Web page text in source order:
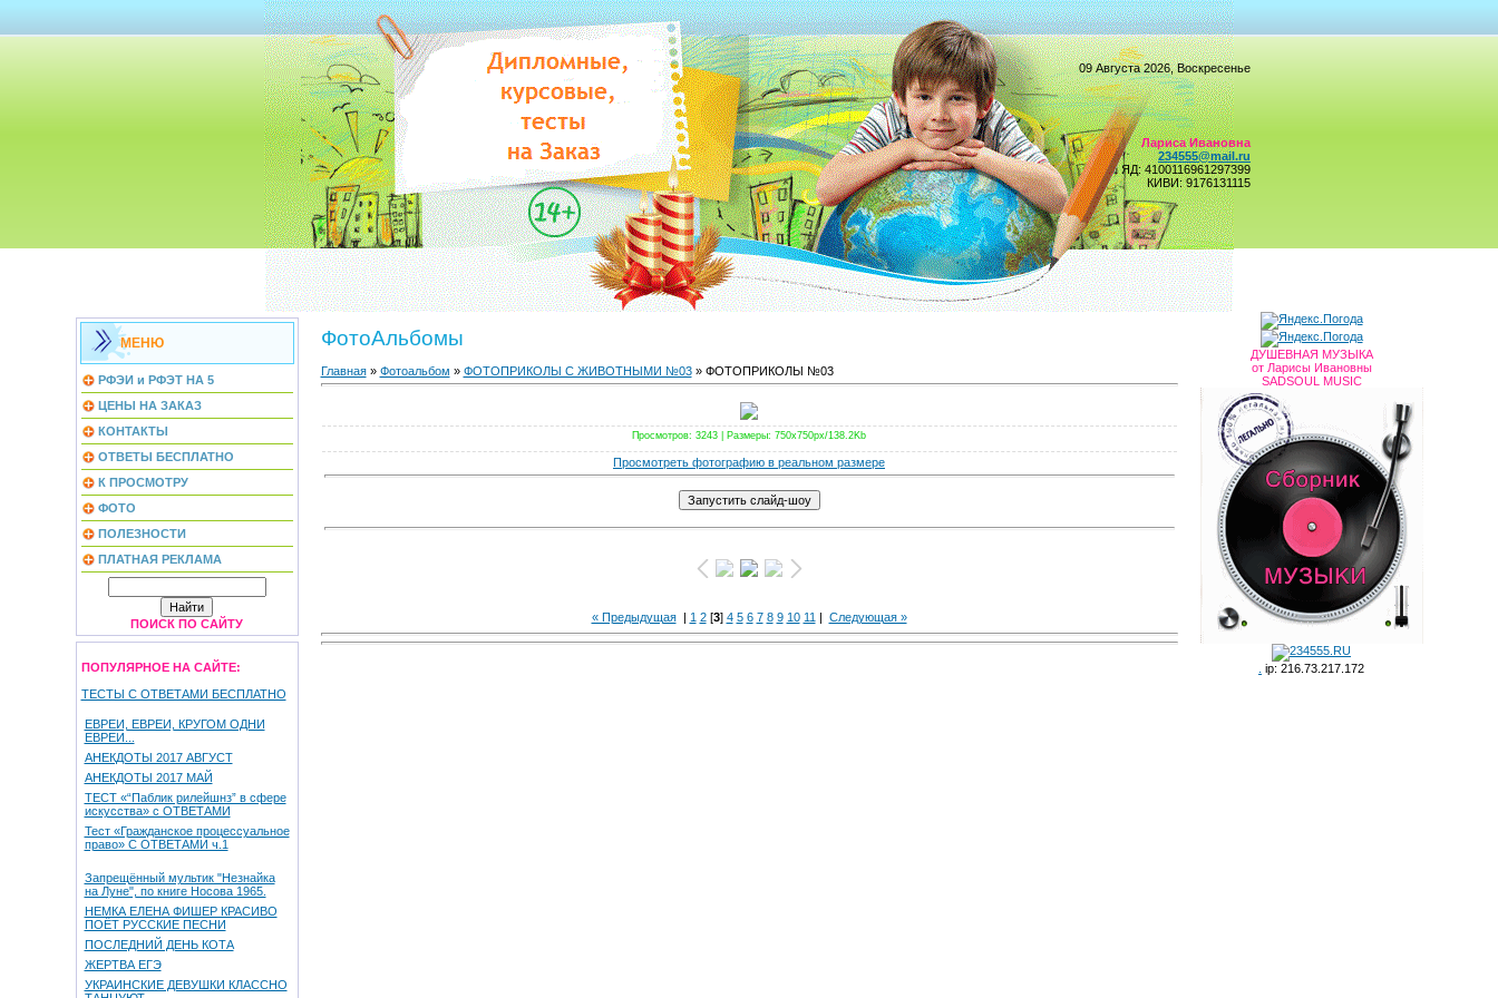
09 Августа 2026, Воскресенье
Лариса Ивановна
234555@mail.ru
ЯД: 4100116961297399
КИВИ: 9176131115
МЕНЮ
РФЭИ и РФЭТ НА 5
ЦЕНЫ НА ЗАКАЗ
КОНТАКТЫ
ОТВЕТЫ БЕСПЛАТНО
К ПРОСМОТРУ
ФОТО
ПОЛЕЗНОСТИ
ПЛАТНАЯ РЕКЛАМА
ПОИСК ПО САЙТУ
ПОПУЛЯРНОЕ НА САЙТЕ:
ТЕСТЫ С ОТВЕТАМИ БЕСПЛАТНО
ЕВРЕИ, ЕВРЕИ, КРУГОМ ОДНИ
ЕВРЕИ...
АНЕКДОТЫ 2017 АВГУСТ
АНЕКДОТЫ 2017 МАЙ
ТЕСТ «“Паблик рилейшнз” в сфере
искусства» с ОТВЕТАМИ
Тест «Гражданское процессуальное
право» С ОТВЕТАМИ ч.1
Запрещённый мультик "Незнайка
на Луне", по книге Носова 1965.
НЕМКА ЕЛЕНА ФИШЕР КРАСИВО
ПОЁТ РУССКИЕ ПЕСНИ
ПОСЛЕДНИЙ ДЕНЬ КОТА
ЖЕРТВА ЕГЭ
УКРАИНСКИЕ ДЕВУШКИ КЛАССНО
ФотоАльбомы
Главная» Фотоальбом » ФОТОПРИКОЛЫ С ЖИВОТНЫМИ №03» ФОТОПРИКОЛЫ №03
Просмотров: 3243 | Размеры: 750x750px/138.2Kb
Просмотреть фотографию в реальном размере
« Предыдущая| 1 2[3] 4 5 6 7 8 9 10 11 | Следующая »
ДУШЕВНАЯ МУЗЫКА
от Ларисы Ивановны
SADSOUL MUSIC
ip: 216.73.217.172